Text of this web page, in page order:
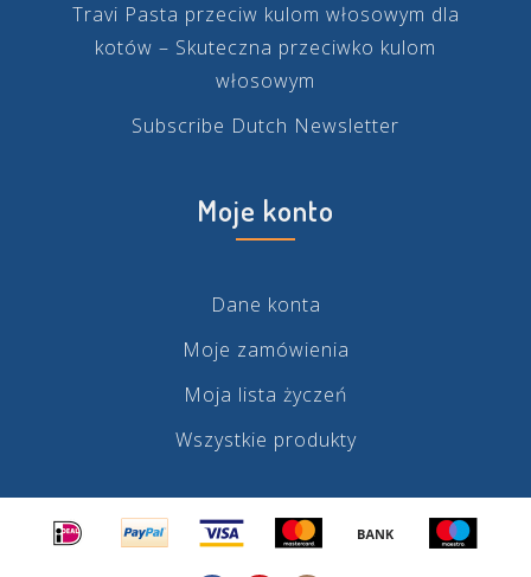
Travi Pasta przeciw kulom włosowym dla
kotów – Skuteczna przeciwko kulom
włosowym
Subscribe Dutch Newsletter
Moje konto
Dane konta
Moje zamówienia
Moja lista życzeń
Wszystkie produkty